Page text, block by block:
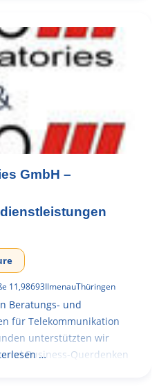
GmbH –
11,98693IlmenauThüringen
Beratungs- und
für Telekommunikation
unterstützten wir
Business-Querdenken
…